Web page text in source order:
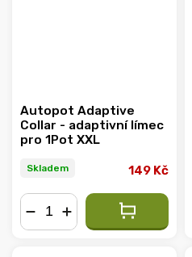
Autopot Adaptive
Collar - adaptivní límec
pro 1Pot XXL
Skladem 149 Kč